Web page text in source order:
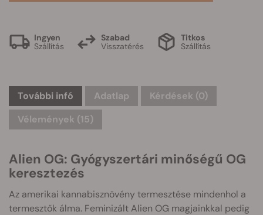
Ingyen
Szállítás
Szabad
Visszatérés
Titkos
Szállítás
További infó Adatlap Kérdések (0)
Vélemények (15)
Alien OG: Gyógyszertári minőségű OG
keresztezés
Az amerikai kannabisznövény termesztése mindenhol a
termesztők álma. Feminizált Alien OG magjainkkal pedig